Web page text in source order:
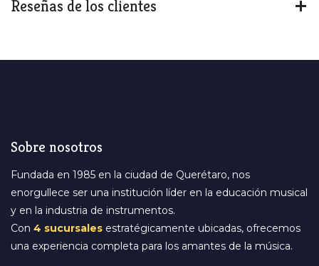
Reseñas de los clientes
Sobre nosotros
Fundada en 1985 en la ciudad de Querétaro, nos
enorgullece ser una institución líder en la educación musical
y en la industria de instrumentos.
Con 4 sucursales estratégicamente ubicadas, ofrecemos
una experiencia completa para los amantes de la música.